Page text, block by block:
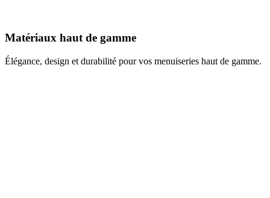
Matériaux haut de gamme
Élégance, design et durabilité pour vos menuiseries haut de gamme.